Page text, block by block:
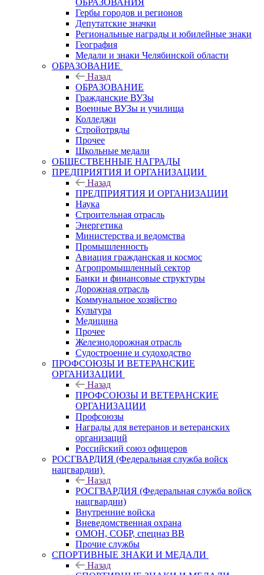
ОБРАЗОВАНИЯ
Гербы городов и регионов
Депутатские значки
Региональные награды и юбилейные знаки
География
Медали и знаки Челябинской области
ОБРАЗОВАНИЕ
Назад
ОБРАЗОВАНИЕ
Гражданские ВУЗы
Военные ВУЗы и училища
Колледжи
Стройотряды
Прочее
Школьные медали
ОБЩЕСТВЕННЫЕ НАГРАДЫ
ПРЕДПРИЯТИЯ И ОРГАНИЗАЦИИ
Назад
ПРЕДПРИЯТИЯ И ОРГАНИЗАЦИИ
Наука
Строительная отрасль
Энергетика
Министерства и ведомства
Промышленность
Авиация гражданская и космос
Агропромышленный сектор
Банки и финансовые структуры
Дорожная отрасль
Коммунальное хозяйство
Культура
Медицина
Прочее
Железнодорожная отрасль
Судостроение и судоходство
ПРОФСОЮЗЫ И ВЕТЕРАНСКИЕ
ОРГАНИЗАЦИИ
Назад
ПРОФСОЮЗЫ И ВЕТЕРАНСКИЕ
ОРГАНИЗАЦИИ
Профсоюзы
Награды для ветеранов и ветеранских
организаций
Российский союз офицеров
РОСГВАРДИЯ (Федеральная служба войск
нацгвардии)
Назад
РОСГВАРДИЯ (Федеральная служба войск
нацгвардии)
Внутренние войска
Вневедомственная охрана
ОМОН, СОБР, спецназ ВВ
Прочие службы
СПОРТИВНЫЕ ЗНАКИ И МЕДАЛИ
Назад